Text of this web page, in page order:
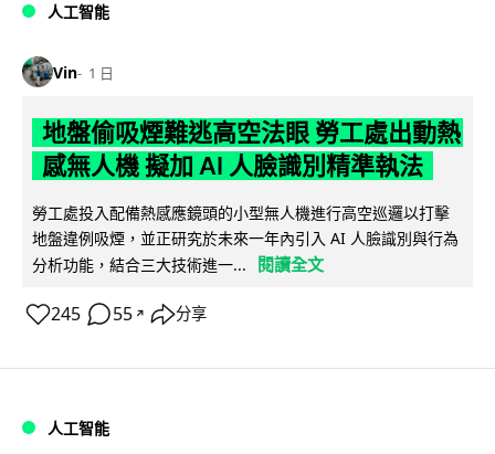
人工智能
Vin 1 日
地盤偷吸煙難逃高空法眼 勞工處出動熱
感無人機 擬加 AI 人臉識別精準執法
勞工處投入配備熱感應鏡頭的小型無人機進行高空巡邏以打擊
地盤違例吸煙，並正研究於未來一年內引入 AI 人臉識別與行為
分析功能，結合三大技術進一...
閱讀全文
245 55 ↗ 分享
人工智能